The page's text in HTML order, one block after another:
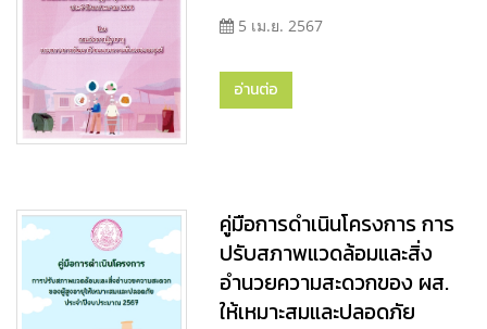
5 เม.ย. 2567
อ่านต่อ
คู่มือการดำเนินโครงการ การ
ปรับสภาพแวดล้อมและสิ่ง
อำนวยความสะดวกของ ผส.
ให้เหมาะสมและปลอดภัย